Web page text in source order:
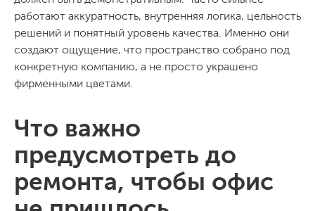
работают аккуратность, внутренняя логика, цельность
решений и понятный уровень качества. Именно они
создают ощущение, что пространство собрано под
конкретную компанию, а не просто украшено
фирменными цветами.
Что важно
предусмотреть до
ремонта, чтобы офис